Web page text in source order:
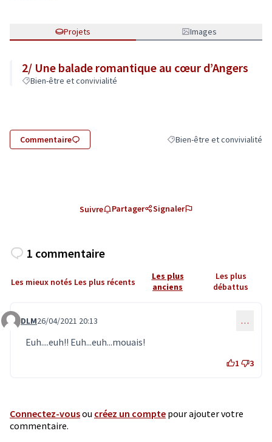
Projets Images
2/ Une balade romantique au cœur d’Angers
Bien-être et convivialité
Commentaire Filtrer les résultats de la
Bien-être et convivialité
Suivre Partager Signaler
1 commentaire
Les mieux notés Les plus récents
Les plus
anciens
Les plus
débattus
Commentaire 3256
DLM26/04/2021 20:13 …
Euh....euh!! Euh...euh...mouais!
1 3
Connectez-vousou créez un compte pour ajouter votre
commentaire.